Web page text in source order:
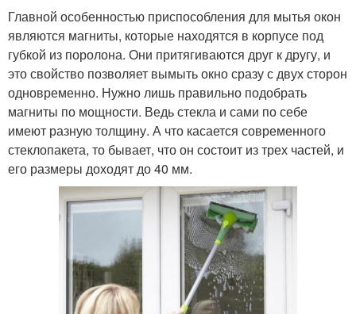
Главной особенностью приспособления для мытья окон
являются магниты, которые находятся в корпусе под
губкой из поролона. Они притягиваются друг к другу, и
это свойство позволяет вымыть окно сразу с двух сторон
одновременно. Нужно лишь правильно подобрать
магниты по мощности. Ведь стекла и сами по себе
имеют разную толщину. А что касается современного
стеклопакета, то бывает, что он состоит из трех частей, и
его размеры доходят до 40 мм.